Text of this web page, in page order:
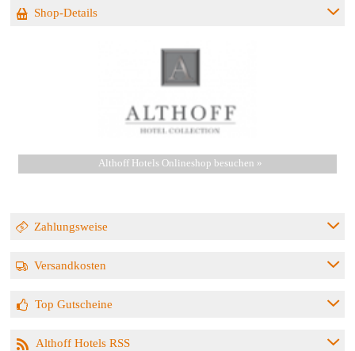
Shop-Details
Althoff Hotels Onlineshop besuchen »
Zahlungsweise
Versandkosten
Top Gutscheine
Althoff Hotels RSS